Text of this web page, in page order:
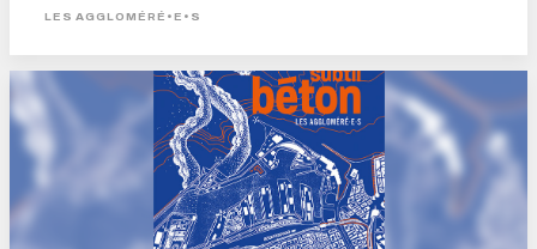
LES AGGLOMÉRÉ•E•S